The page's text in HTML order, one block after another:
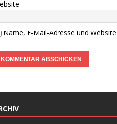
Name, E-Mail-Adresse und